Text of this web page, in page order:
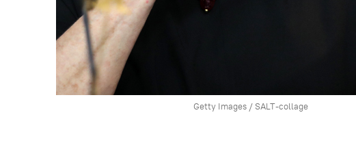
Getty Images / SALT-collage